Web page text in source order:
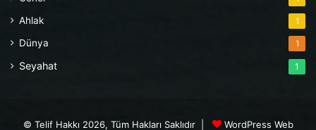
Ahlak 1
Dünya 1
Seyahat 1
© Telif Hakkı 2026, Tüm Hakları Saklıdır | WordPress Web